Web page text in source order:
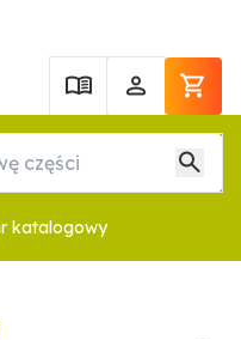
katalogowy